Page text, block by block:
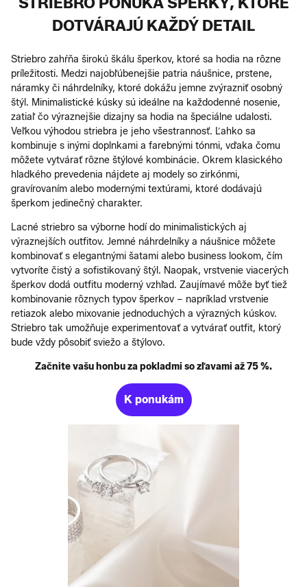
DOTVÁRAJÚ KAŽDÝ DETAIL
Striebro zahŕňa širokú škálu šperkov, ktoré sa hodia na rôzne
príležitosti. Medzi najobľúbenejšie patria náušnice, prstene,
náramky či náhrdelníky, ktoré dokážu jemne zvýrazniť osobný
štýl. Minimalistické kúsky sú ideálne na každodenné nosenie,
zatiaľ čo výraznejšie dizajny sa hodia na špeciálne udalosti.
Veľkou výhodou striebra je jeho všestrannosť. Ľahko sa
kombinuje s inými doplnkami a farebnými tónmi, vďaka čomu
môžete vytvárať rôzne štýlové kombinácie. Okrem klasického
hladkého prevedenia nájdete aj modely so zirkónmi,
gravírovaním alebo modernými textúrami, ktoré dodávajú
šperkom jedinečný charakter.
Lacné s triebro sa výborne hodí do minimalistických aj
výraznejších outfitov. Jemné náhrdelníky a náušnice môžete
kombinovať s elegantnými šatami alebo business lookom, čím
vytvoríte čistý a sofistikovaný štýl. Naopak, vrstvenie viacerých
šperkov dodá outfitu moderný vzhľad. Zaujímavé môže byť tiež
kombinovanie rôznych typov šperkov – napríklad vrstvenie
retiazok alebo mixovanie jednoduchých a výrazných kúskov.
Striebro tak umožňuje experimentovať a vytvárať outfit, ktorý
bude vždy pôsobiť sviežo a štýlovo.
Začnite vašu honbu za pokladmi so zľavami až 75 %.
K ponukám